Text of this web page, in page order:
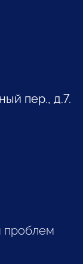
пер., д.7.
проблем